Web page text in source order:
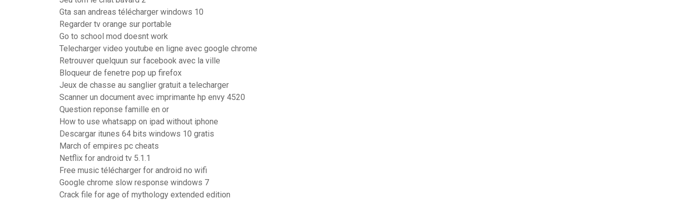
Gta san andreas télécharger windows 10
Regarder tv orange sur portable
Go to school mod doesnt work
Telecharger video youtube en ligne avec google chrome
Retrouver quelquun sur facebook avec la ville
Bloqueur de fenetre pop up firefox
Jeux de chasse au sanglier gratuit a telecharger
Scanner un document avec imprimante hp envy 4520
Question reponse famille en or
How to use whatsapp on ipad without iphone
Descargar itunes 64 bits windows 10 gratis
March of empires pc cheats
Netflix for android tv 5.1.1
Free music télécharger for android no wifi
Google chrome slow response windows 7
Crack file for age of mythology extended edition